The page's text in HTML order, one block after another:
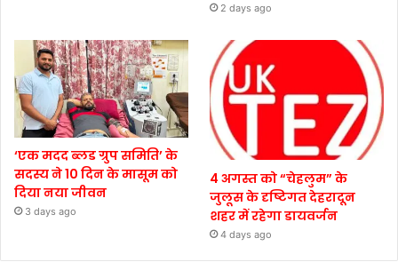
2 days ago
‘एक मदद ब्लड ग्रुप समिति’ के
सदस्य ने 10 दिन के मासूम को
दिया नया जीवन
3 days ago
4 अगस्त को “चेहलुम” के
जुलूस के दृष्टिगत देहरादून
शहर में रहेगा डायवर्जन
4 days ago